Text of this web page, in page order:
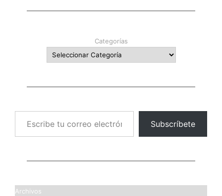
Categorías
Escribe tu correo electrónico…
Subscríbete
Archivos